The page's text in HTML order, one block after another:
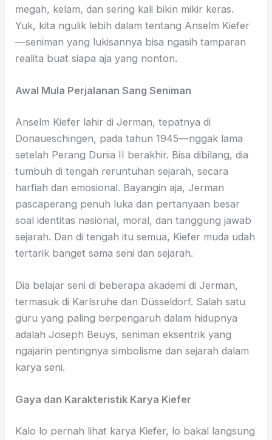
megah, kelam, dan sering kali bikin mikir keras.
Yuk, kita ngulik lebih dalam tentang Anselm Kiefer
—seniman yang lukisannya bisa ngasih tamparan
realita buat siapa aja yang nonton.
Awal Mula Perjalanan Sang Seniman
Anselm Kiefer lahir di Jerman, tepatnya di
Donaueschingen, pada tahun 1945—nggak lama
setelah Perang Dunia II berakhir. Bisa dibilang, dia
tumbuh di tengah reruntuhan sejarah, secara
harfiah dan emosional. Bayangin aja, Jerman
pascaperang penuh luka dan pertanyaan besar
soal identitas nasional, moral, dan tanggung jawab
sejarah. Dan di tengah itu semua, Kiefer muda udah
tertarik banget sama seni dan sejarah.
Dia belajar seni di beberapa akademi di Jerman,
termasuk di Karlsruhe dan Düsseldorf. Salah satu
guru yang paling berpengaruh dalam hidupnya
adalah Joseph Beuys, seniman eksentrik yang
ngajarin pentingnya simbolisme dan sejarah dalam
karya seni.
Gaya dan Karakteristik Karya Kiefer
Kalo lo pernah lihat karya Kiefer, lo bakal langsung